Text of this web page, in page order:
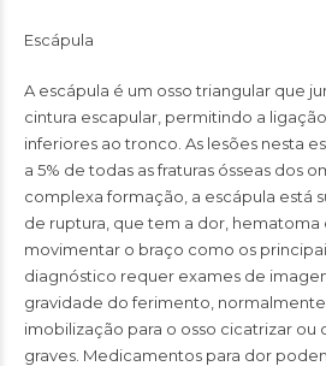
Escápula
A escápula é um osso triangular que
cintura escapular, permitindo a
inferiores ao tronco. As lesões nesta
a 5% de todas as fraturas ósseas dos
complexa formação, a escápula está
de ruptura, que tem a dor,
movimentar o braço como os
diagnóstico requer exames de
gravidade do ferimento,
imobilização para o osso cicatrizar ou
graves. Medicamentos para dor